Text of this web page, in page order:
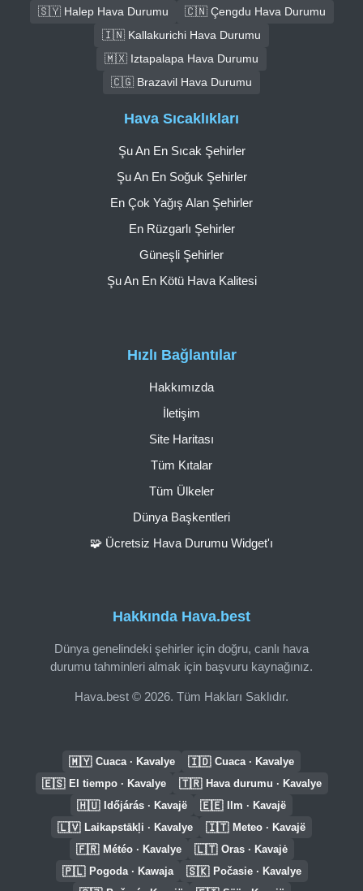
🇸🇾 Halep Hava Durumu
🇨🇳 Çengdu Hava Durumu
🇮🇳 Kallakurichi Hava Durumu
🇲🇽 Iztapalapa Hava Durumu
🇨🇬 Brazavil Hava Durumu
Hakkında Hava.best
Dünya genelindeki şehirler için doğru, canlı hava
durumu tahminleri almak için başvuru kaynağınız.
Hava.best © 2026. Tüm Hakları Saklıdır.
Hızlı Bağlantılar
Hakkımızda
İletişim
Site Haritası
Tüm Kıtalar
Tüm Ülkeler
Dünya Başkentleri
🧩 Ücretsiz Hava Durumu Widget'ı
Hava Sıcaklıkları
Şu An En Sıcak Şehirler
Şu An En Soğuk Şehirler
En Çok Yağış Alan Şehirler
En Rüzgarlı Şehirler
Güneşli Şehirler
Şu An En Kötü Hava Kalitesi
🇲🇾 Cuaca · Kavalye 🇮🇩 Cuaca · Kavalye
🇪🇸 El tiempo · Kavalye 🇹🇷 Hava durumu · Kavalye
🇭🇺 Időjárás · Kavajë 🇪🇪 Ilm · Kavajë
🇱🇻 Laikapstākļi · Kavalye 🇮🇹 Meteo · Kavajë
🇫🇷 Météo · Kavalye 🇱🇹 Oras · Kavajė
🇵🇱 Pogoda · Kawaja 🇸🇰 Počasie · Kavalye